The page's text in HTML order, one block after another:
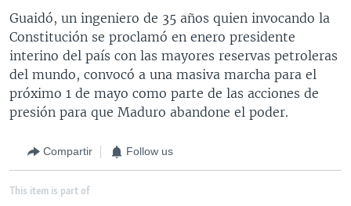
Guaidó, un ingeniero de 35 años quien invocando la
Constitución se proclamó en enero presidente
interino del país con las mayores reservas petroleras
del mundo, convocó a una masiva marcha para el
próximo 1 de mayo como parte de las acciones de
presión para que Maduro abandone el poder.
Compartir Follow us
This item is part of